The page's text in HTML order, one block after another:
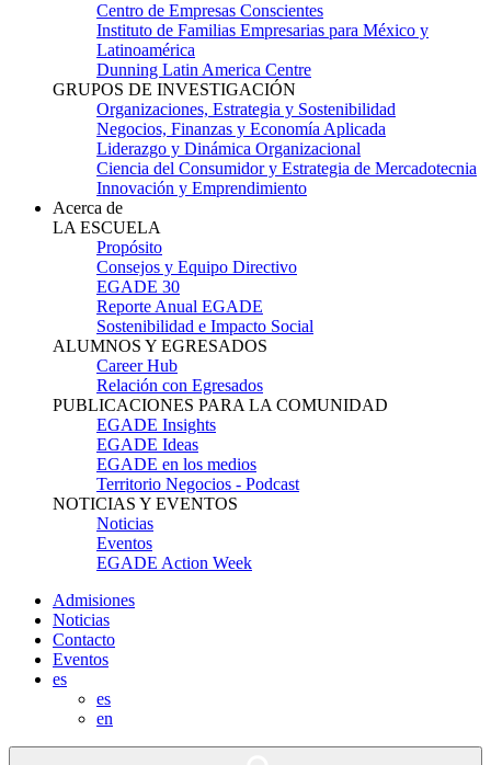
Centro de Empresas Conscientes
Instituto de Familias Empresarias para México y
Latinoamérica
Dunning Latin America Centre
GRUPOS DE INVESTIGACIÓN
Organizaciones, Estrategia y Sostenibilidad
Negocios, Finanzas y Economía Aplicada
Liderazgo y Dinámica Organizacional
Ciencia del Consumidor y Estrategia de Mercadotecnia
Innovación y Emprendimiento
Acerca de
LA ESCUELA
Propósito
Consejos y Equipo Directivo
EGADE 30
Reporte Anual EGADE
Sostenibilidad e Impacto Social
ALUMNOS Y EGRESADOS
Career Hub
Relación con Egresados
PUBLICACIONES PARA LA COMUNIDAD
EGADE Insights
EGADE Ideas
EGADE en los medios
Territorio Negocios - Podcast
NOTICIAS Y EVENTOS
Noticias
Eventos
EGADE Action Week
Admisiones
Noticias
Contacto
Eventos
es
es
en